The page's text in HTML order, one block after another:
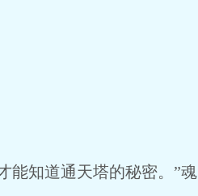
知道通天塔的秘密。”魂